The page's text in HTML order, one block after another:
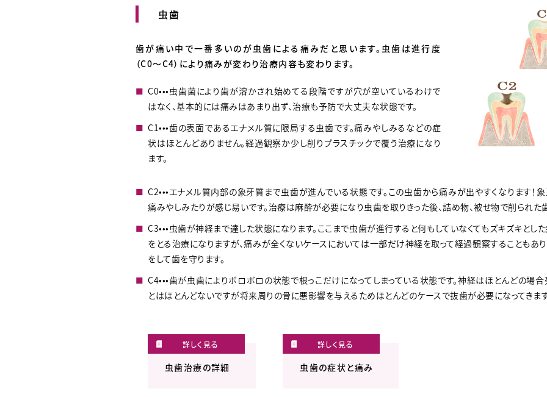
虫歯
歯が痛い中で一番多いのが虫歯による痛みだと思います。虫歯は進行度
（C0〜C4）により痛みが変わり治療内容も変わります。
C0•••虫歯菌により歯が溶かされ始めてる段階ですが穴が空いているわけで
はなく、基本的には痛みはあまり出ず、治療も予防で大丈夫な状態です。
C1•••歯の表面であるエナメル質に限局する虫歯です。痛みやしみるなどの症
状はほとんどありません。経過観察か少し削りプラスチックで覆う治療になり
ます。
C2•••エナメル質内部の象牙質まで虫歯が進んでいる状態です。この虫歯から痛みが出やすくなります！
痛みやしみたりが感じ易いです。治療は麻酔が必要になり虫歯を取りきった後、詰め物、被せ物で削られた
C3•••虫歯が神経まで達した状態になります。ここまで虫歯が進行すると何もしていなくてもズキズキとし
をとる治療になりますが、痛みが全くないケースにおいては一部だけ神経を取って経過観察することもあ
をして歯を守ります。
C4•••歯が虫歯によりボロボロの状態で根っこだけになってしまっている状態です。神経はほとんどの場
とはほとんどないですが将来周りの骨に悪影響を与えるためほとんどのケースで抜歯が必要になってきます
虫歯治療の詳細 虫歯の症状と痛み